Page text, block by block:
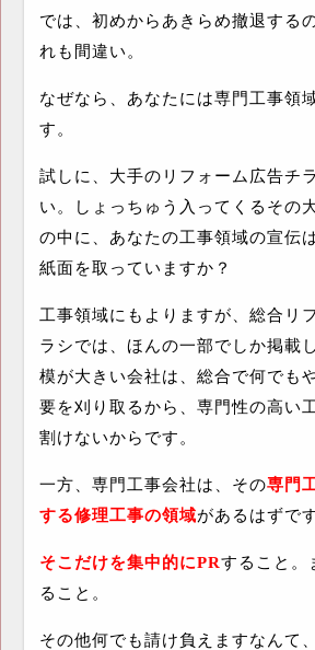
では、初めからあきらめ撤退する
れも間違い。
なぜなら、あなたには専門工事領
す。
試しに、大手のリフォーム広告チ
い。しょっちゅう入ってくるその
の中に、あなたの工事領域の宣伝
紙面を取っていますか？
工事領域にもよりますが、総合リ
ラシでは、ほんの一部でしか掲載
模が大きい会社は、総合で何でも
要を刈り取るから、専門性の高い
割けないからです。
一方、専門工事会社は、その専門
する修理工事の領域があるはずです
そこだけを集中的にPRすること。
ること。
その他何でも請け負えますなんて